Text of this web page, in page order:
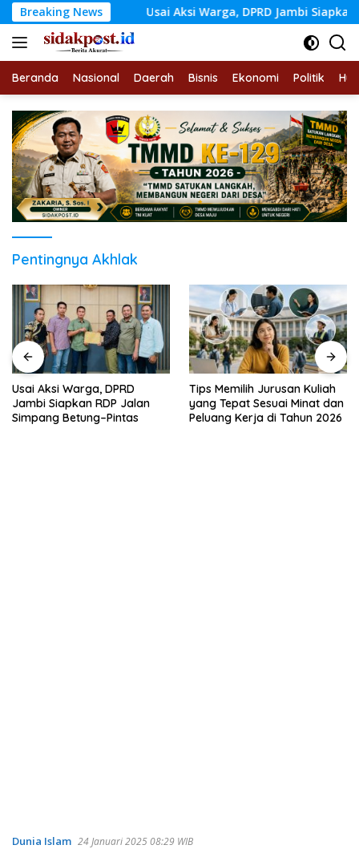
Langsung
ke
konten
Breaking News Usai Aksi Warga, DPRD Jambi Siapkan
Beranda Nasional Daerah Bisnis Ekonomi Politik
Pentingnya Akhlak
Usai Aksi Warga, DPRD
Jambi Siapkan RDP Jalan
Simpang Betung–Pintas
Tips Memilih Jurusan Kuliah
yang Tepat Sesuai Minat dan
Peluang Kerja di Tahun 2026
Dunia Islam 24 Januari 2025 08:29 WIB